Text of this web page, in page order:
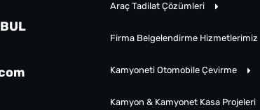
Araç Tadilat Çözümleri
Firma Belgelendirme Hizmetlerimiz
Kamyoneti Otomobile Çevirme
Kamyon & Kamyonet Kasa Projeleri